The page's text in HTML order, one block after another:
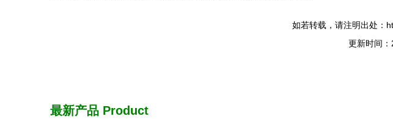
如若转载，请注明出处：
更新时间
最新产品 Product